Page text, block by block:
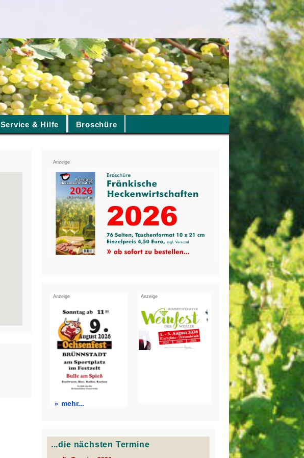
Service & Hilfe Broschüre
Anzeige
Anzeige
mehr...
Anzeige
...die nächsten Termine